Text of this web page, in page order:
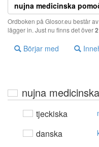
Ordboken på Glosor.eu består
lägger in. Just nu finns det över
Börjar med
nujna
tjeckiska
danska